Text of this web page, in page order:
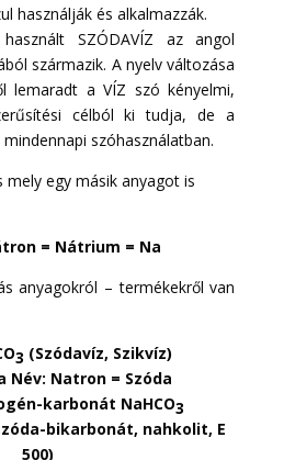
használják és alkalmazzák.
SZÓDAVÍZ az angol
származik. A nyelv változása
lemaradt a VÍZ szó kényelmi,
célból ki tudja, de a
szóhasználatban.
mely egy másik anyagot is
= Nátrium = Na
anyagokról – termékekről van
3 (Szódavíz, Szikvíz)
Név: Natron = Szóda
karbonát NaHCO3
bikarbonát, nahkolit, E
500)